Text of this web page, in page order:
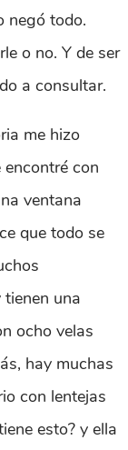
negó todo.
o no. Y de ser
a consultar.
me hizo
con
ventana
que todo se
una
ocho velas
hay muchas
con lentejas
esto? y ella